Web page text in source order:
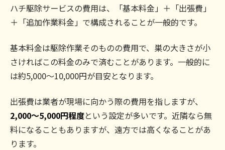
ハチ駆除サービスの費用は、「基本料金」＋「出張費」
＋「追加作業料金」で構成されることが一般的です。
基本料金は駆除作業そのものの費用で、巣の大きさが小
さければこの料金のみで済むことがあります。一般的に
は約5,000～10,000円が目安となります。
出張費は業者が現場に向かう際の費用を指しますが、
2,000～5,000円程度という設定が多いです。近隣なら無
料になることもありますが、遠方では高くなることがあ
ります。